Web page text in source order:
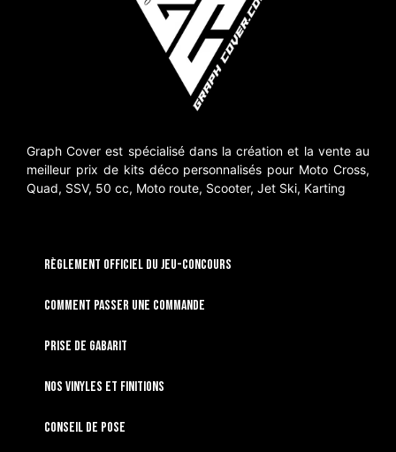
Graph Cover est spécialisé dans la création et la vente au
meilleur prix de kits déco personnalisés pour Moto Cross,
Quad, SSV, 50 cc, Moto route, Scooter, Jet Ski, Karting
RÈGLEMENT OFFICIEL DU JEU-CONCOURS
Comment passer une commande
Prise de gabarit
Nos vinyles et finitions
Conseil de pose